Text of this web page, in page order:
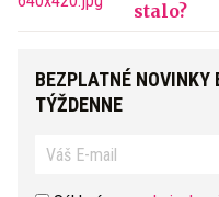
stalo?
BEZPLATNÉ
TÝŽDENNE